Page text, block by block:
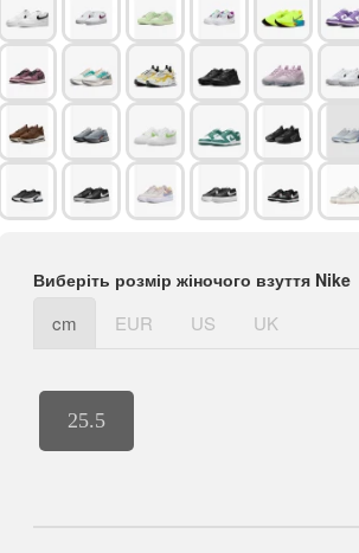
Виберіть розмір жіночого взуття Nike
cm EUR US UK
25.5